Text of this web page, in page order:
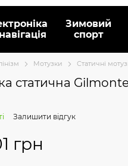
Зимовий
спорт
Мотузки Статичні
статична
Залишити відгук
грн